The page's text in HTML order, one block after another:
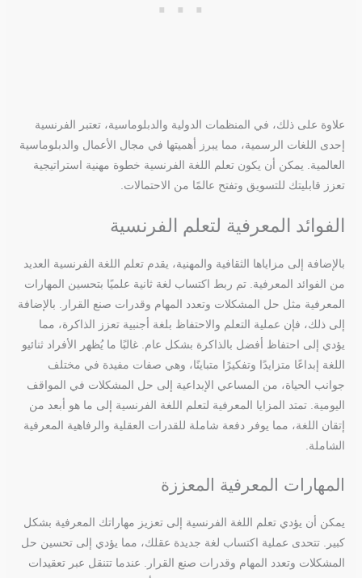
علاوة على ذلك، في المنظمات الدولية والدبلوماسية، تعتبر الفرنسية
إحدى اللغات الرسمية، مما يبرز أهميتها في مجال الأعمال والدبلوماسية
العالمية. يمكن أن يكون تعلم اللغة الفرنسية خطوة مهنية استراتيجية
تعزز قابليتك للتسويق وتفتح عالمًا من الاحتمالات.
الفوائد المعرفية لتعلم الفرنسية
بالإضافة إلى مزاياها الثقافية والمهنية، يقدم تعلم اللغة الفرنسية العديد
من الفوائد المعرفية. تم ربط اكتساب لغة ثانية علميًا بتحسين المهارات
المعرفية مثل حل المشكلات وتعدد المهام وقدرات صنع القرار. بالإضافة
إلى ذلك، فإن عملية التعلم والاحتفاظ بلغة أجنبية تعزز الذاكرة، مما
يؤدي إلى احتفاظ أفضل بالذاكرة بشكل عام. غالبًا ما يُظهر الأفراد ثنائيو
اللغة إبداعًا متزايدًا وتفكيرًا متباينًا، وهي صفات مفيدة في مختلف
جوانب الحياة، من المساعي الإبداعية إلى حل المشكلات في المواقف
اليومية. تمتد المزايا المعرفية لتعلم اللغة الفرنسية إلى ما هو أبعد من
إتقان اللغة، مما يوفر دفعة شاملة للقدرات العقلية والرفاهية المعرفية
الشاملة.
المهارات المعرفية المعززة
يمكن أن يؤدي تعلم اللغة الفرنسية إلى تعزيز مهاراتك المعرفية بشكل
كبير. تتحدى عملية اكتساب لغة جديدة عقلك، مما يؤدي إلى تحسين حل
المشكلات وتعدد المهام وقدرات صنع القرار. عندما تتنقل عبر تعقيدات